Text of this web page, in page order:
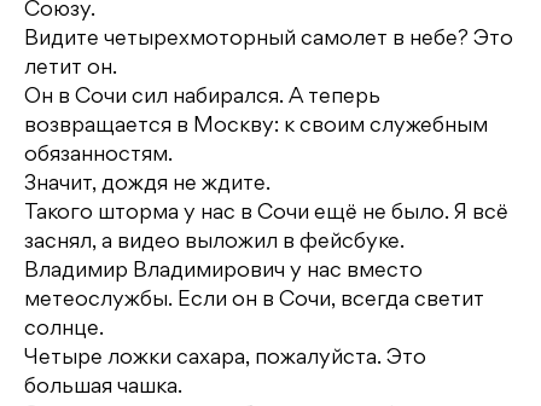
Союзу.
Видите четырехмоторный самолет в небе? Это
летит он.
Он в Сочи сил набирался. А теперь
возвращается в Москву: к своим служебным
обязанностям.
Значит, дождя не ждите.
Такого шторма у нас в Сочи ещё не было. Я всё
заснял, а видео выложил в фейсбуке.
Владимир Владимирович у нас вместо
метеослужбы. Если он в Сочи, всегда светит
солнце.
Четыре ложки сахара, пожалуйста. Это
большая чашка.